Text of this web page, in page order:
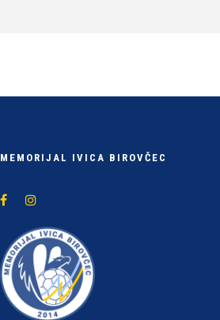
MEMORIJAL IVICA BIROVČEC